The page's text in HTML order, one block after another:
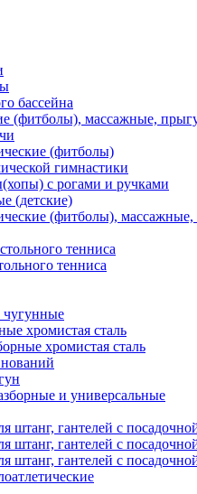
бассейна
(фитболы), массажные,
(фитболы)
гимнастики
с рогами и ручками
(детские)
(фитболы),
тенниса
тенниса
чугунные
хромистая сталь
хромистая сталь
и универсальные
штанг, гантелей с
штанг, гантелей с
штанг, гантелей с